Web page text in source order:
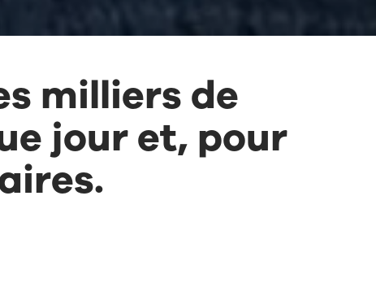
milliers de
jour et, pour